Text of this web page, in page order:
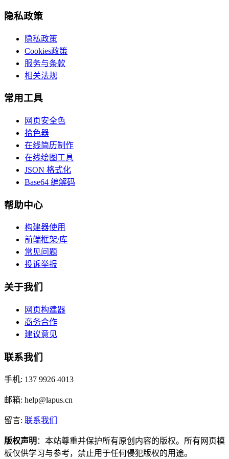
隐私政策
隐私政策
Cookies政策
服务与条款
相关法规
常用工具
网页安全色
拾色器
在线简历制作
在线绘图工具
JSON 格式化
Base64 编解码
帮助中心
构建器使用
前端框架/库
常见问题
投诉举报
关于我们
网页构建器
商务合作
建议意见
联系我们
手机: 137 9926 4013
邮箱: help@lapus.cn
留言: 联系我们
版权声明 ：本站尊重并保护所有原创内容的版权。所有网页模
板仅供学习与参考，禁止用于任何侵犯版权的用途。